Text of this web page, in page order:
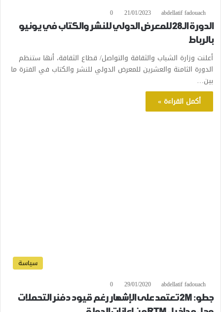
abdellatif fadouach
21/01/2023
0
الدورة الـ28 للمعرض الدولي للنشر والكتاب في يونيو
بالرباط
أعلنت وزارة الشباب والثقافة والتواصل/ قطاع الثقافة، أنها ستنظم
الدورة الثامنة والعشرين للمعرض الدولي للنشر والكتاب في الفترة ما
بين…
أكمل القراءة »
سياسة
abdellatif fadouach
29/01/2020
0
جطو: 2M تعتمد على الإشهار رغم قيود دفنر التحملات